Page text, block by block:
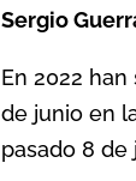
Sergio
En 2022
de junio en
pasado 8